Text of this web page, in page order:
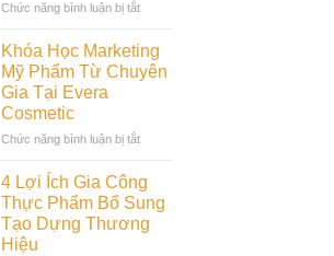
Chức năng bình luận bị tắtở
Dạy
Nghề
Mỹ
Chuyên
Evera
Cosmetic
Khóa Học Marketing
Mỹ Phẩm Từ Chuyên
Gia Tại Evera
Cosmetic
Chức năng bình luận bị tắtở
Marketing
Mỹ
Phẩm
4 Lợi Ích Gia Công
Thực Phẩm Bổ Sung
Tạo Dựng Thương
Hiệu